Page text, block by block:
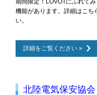
機能があります。詳細はこち
い。
詳細をご覧ください »
北陸電気保安協